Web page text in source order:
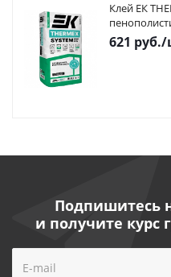
Клей ЕК
621 руб./
Подпишитесь
и получите курс